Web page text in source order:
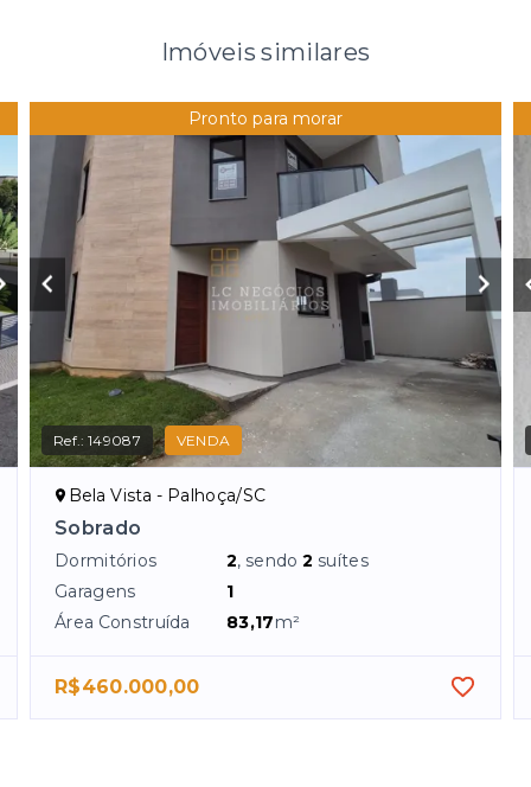
Imóveis similares
Pronto para morar
Ref.:149087 VENDA
Bela Vista - Palhoça/SC
Sobrado
Dormitórios 2, sendo2 suítes
Garagens
1
Área Construída
83,17m²
R$460.000,00